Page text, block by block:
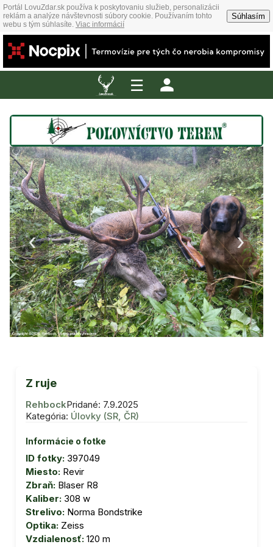
Portál LovuZdar.sk používa k poskytovaniu služieb, personalizácii
reklám a analýze návštevnosti súbory cookie. Používaním tohto
webu s tým súhlasíte. Viac informácií
Súhlasím
☰
‹ ›
Z ruje
RehbockPridané: 7.9.2025
Kategória: Úlovky (SR, ČR)
Informácie o fotke
ID fotky: 397049
Miesto: Revir
Zbraň: Blaser R8
Kaliber: 308 w
Strelivo: Norma Bondstrike
Optika: Zeiss
Vzdialenosť: 120 m